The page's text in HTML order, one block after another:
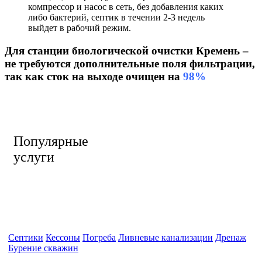
компрессор и насос в сеть, без добавления каких
либо бактерий, септик в течении 2-3 недель
выйдет в рабочий режим.
Для станции биологической очистки Кремень –
не требуются дополнительные поля фильтрации,
так как сток на выходе очищен на 98%
Популярные
услуги
Септики Кессоны Погреба Ливневые канализации Дренаж
Бурение скважин